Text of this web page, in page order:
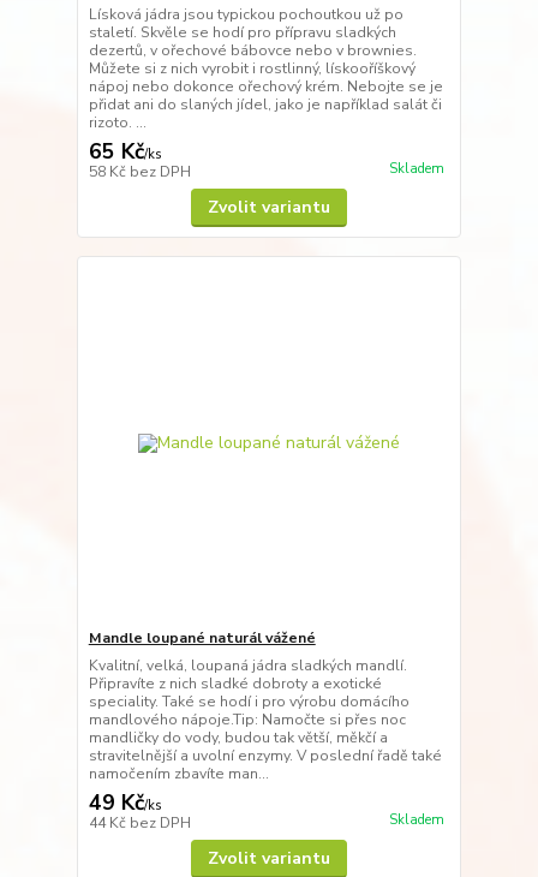
Lísková jádra jsou typickou pochoutkou už po
staletí. Skvěle se hodí pro přípravu sladkých
dezertů, v ořechové bábovce nebo v brownies.
Můžete si z nich vyrobit i rostlinný, lískooříškový
nápoj nebo dokonce ořechový krém. Nebojte se je
přidat ani do slaných jídel, jako je například salát či
rizoto. ...
65 Kč/ks
58 Kč bez DPH Skladem
Zvolit variantu
Mandle loupané naturál vážené
Kvalitní, velká, loupaná jádra sladkých mandlí.
Připravíte z nich sladké dobroty a exotické
speciality. Také se hodí i pro výrobu domácího
mandlového nápoje.Tip: Namočte si přes noc
mandličky do vody, budou tak větší, měkčí a
stravitelnější a uvolní enzymy. V poslední řadě také
namočením zbavíte man...
49 Kč/ks
44 Kč bez DPH Skladem
Zvolit variantu